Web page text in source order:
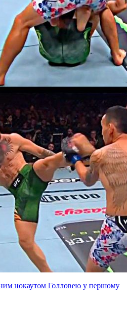
нокаутом Голловею у першому